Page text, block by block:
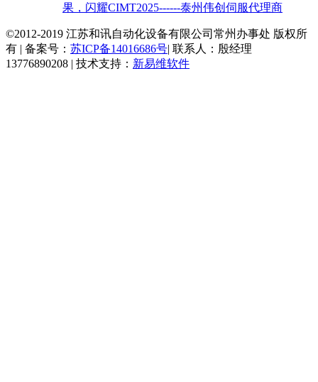
果，闪耀CIMT2025------泰州伟创伺服代理商
©2012-2019 江苏和讯自动化设备有限公司常州办事处 版权所
有 | 备案号： 苏ICP备14016686号| 联系人：殷经理
13776890208 | 技术支持： 新易维软件